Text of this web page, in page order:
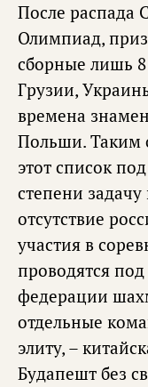
После распада
Олимпиад,
сборные лишь 8
Грузии,
времена
Польши. Таким
этот список
степени
отсутствие
участия в
проводятся
федерации
отдельные
элиту, –
Будапешт без